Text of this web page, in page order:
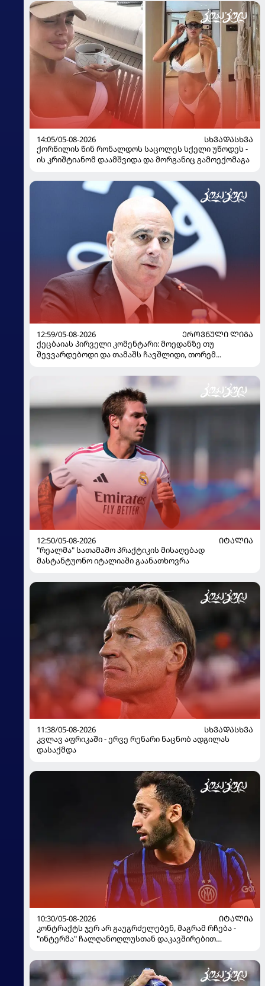
14:05/05-08-2026
ᲡᲮᲕᲐᲓᲐᲡᲮᲕᲐ
ქორწილის წინ რონალდოს საცოლეს სქელი უწოდეს -
ის კრიშტიანომ დაამშვიდა და მორგანიც გამოექომაგა
12:59/05-08-2026
ᲔᲠᲝᲕᲜᲣᲚᲘ ᲚᲘᲒᲐ
ქეცბაიას პირველი კომენტარი: მოედანზე თუ
შევვარდებოდი და თამაშს ჩავშლიდი, თორემ...
12:50/05-08-2026
ᲘᲢᲐᲚᲘᲐ
"რეალმა" სათამაშო პრაქტიკის მისაღებად
მასტანტუონო იტალიაში გაანათხოვრა
11:38/05-08-2026
ᲡᲮᲕᲐᲓᲐᲡᲮᲕᲐ
კვლავ აფრიკაში - ერვე რენარი ნაცნობ ადგილას
დასაქმდა
10:30/05-08-2026
ᲘᲢᲐᲚᲘᲐ
კონტრაქტს ჯერ არ გაუგრძელებენ, მაგრამ რჩება -
"ინტერმა" ჩალღანოღლუსთან დაკავშირებით